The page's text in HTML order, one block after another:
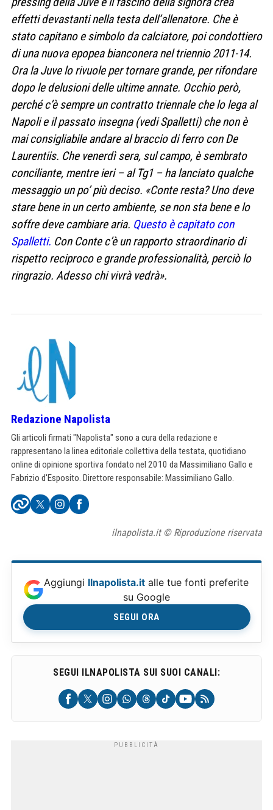
effetti devastanti nella testa dell’allenatore. Che è
stato capitano e simbolo da calciatore, poi condottiero
di una nuova epopea bianconera nel triennio 2011-14.
Ora la Juve lo rivuole per tornare grande, per rifondare
dopo le delusioni delle ultime annate. Occhio però,
perché c’è sempre un contratto triennale che lo lega al
Napoli e il passato insegna (vedi Spalletti) che non è
mai consigliabile andare al braccio di ferro con De
Laurentiis. Che venerdì sera, sul campo, è sembrato
conciliante, mentre ieri – al Tg1 – ha lanciato qualche
messaggio un po’ più deciso. «Conte resta? Uno deve
stare bene in un certo ambiente, se non sta bene e lo
soffre deve cambiare aria. Questo è capitato con
Spalletti. Con Conte c’è un rapporto straordinario di
rispetto reciproco e grande professionalità, perciò lo
ringrazio. Adesso chi vivrà vedrà».
Redazione Napolista
Gli articoli firmati "Napolista" sono a cura della redazione e
rappresentano la linea editoriale collettiva della testata, quotidiano
online di opinione sportiva fondato nel 2010 da Massimiliano Gallo e
Fabrizio d'Esposito. Direttore responsabile: Massimiliano Gallo.
ilnapolista.it © Riproduzione riservata
Aggiungi Ilnapolista.it alle tue fonti preferite
su Google
SEGUI ORA
SEGUI ILNAPOLISTA SUI SUOI CANALI: